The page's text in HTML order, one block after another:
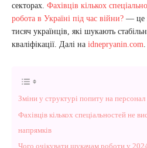
секторах. Фахівців кількох
робота в Україні під час війни? — це
тисяч українців, які шукають
кваліфікації. Далі на idnepryanin.com
Зміни у структурі попиту на персонал
Фахівців кількох спеціальностей не
напрямків
Чого очікувати шукачам роботи у